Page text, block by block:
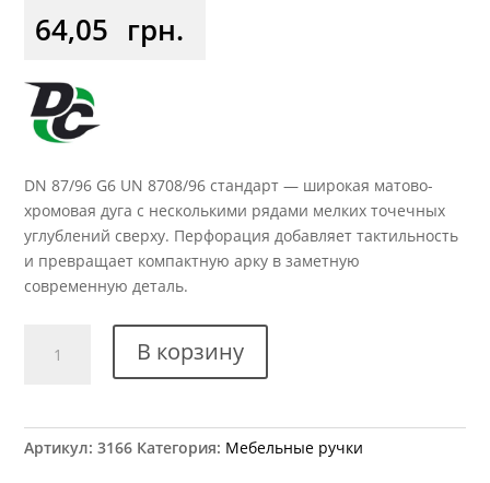
64,05 грн.
DN 87/96 G6 UN 8708/96 стандарт — широкая матово-
хромовая дуга с несколькими рядами мелких точечных
углублений сверху. Перфорация добавляет тактильность
и превращает компактную арку в заметную
современную деталь.
товара
87/96
В корзину
Артикул:3166 Категория: Мебельные ручки